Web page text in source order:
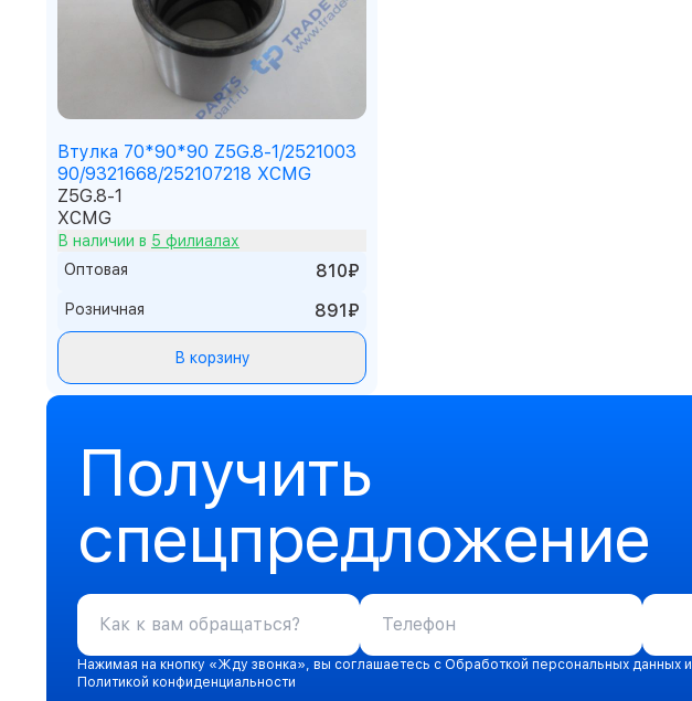
Втулка 70*90*90 Z5G.8-1/2521003
90/9321668/252107218 XCMG
Z5G.8-1
XCMG
В наличии в 5 филиалах
Оптовая
810₽
Розничная 891₽
В корзину
Получить
спецпредложение
Нажимая на кнопку «Жду звонка», вы соглашаетесь с Обработкой персональных данных и
Политикой конфиденциальности